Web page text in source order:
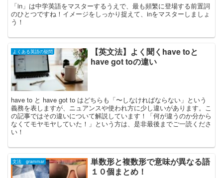
「in」は中学英語をマスターするうえで、最も頻繁に登場する前置詞
のひとつですね！イメージをしっかり捉えて、inをマスターしましょ
う！
よくある英語の疑問
【英文法】よく聞くhave toと
have got toの違い
have to と have got to はどちらも「〜しなければならない」という
義務を表しますが、ニュアンスや使われ方に少し違いがあります。こ
の記事ではその違いについて解説しています！「何が違うのか分から
なくてモヤモヤしていた！」という方は、是非最後までご一読くださ
い！
文法 grammar
単数形と複数形で意味が異なる語
１０個まとめ！